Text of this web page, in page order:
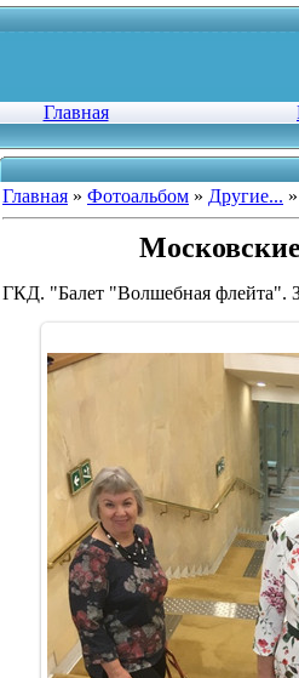
Главная
Главная » Фотоальбом » Другие...
ГКД. "Балет "Волшебная флейта".